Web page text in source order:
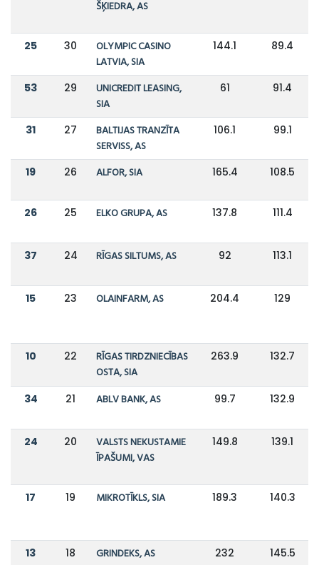
ŠĶIEDRA, AS
25 30
OLYMPIC CASINO
LATVIA, SIA
144.1 89.4
53 29
UNICREDIT LEASING,
SIA
61 91.4
31 27
BALTIJAS TRANZĪTA
SERVISS, AS
106.1 99.1
19 26 ALFOR, SIA 165.4 108.5
26 25 ELKO GRUPA, AS 137.8 111.4
37 24 RĪGAS SILTUMS, AS 92 113.1
15 23 OLAINFARM, AS 204.4 129
10 22
RĪGAS TIRDZNIECĪBAS
OSTA, SIA
263.9 132.7
34 21 ABLV BANK, AS 99.7 132.9
24 20
VALSTS NEKUSTAMIE
ĪPAŠUMI, VAS
149.8 139.1
17 19 MIKROTĪKLS, SIA 189.3 140.3
13 18 GRINDEKS, AS 232 145.5